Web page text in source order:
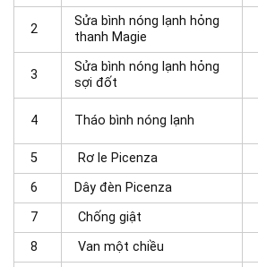
2
Sửa bình nóng lạnh hỏng
thanh Magie
3
Sửa bình nóng lạnh hỏng
sợi đốt
4 Tháo bình nóng lạnh
5
Rơ le Picenza
6
Dây đèn Picenza
7
Chống giật
8
Van một chiều